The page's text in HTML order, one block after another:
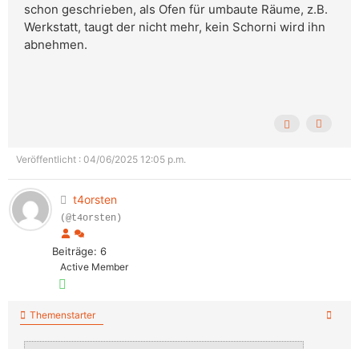
schon geschrieben, als Ofen für umbaute Räume, z.B.
Werkstatt, taugt der nicht mehr, kein Schorni wird ihn
abnehmen.
Veröffentlicht : 04/06/2025 12:05 p.m.
t4orsten
(@t4orsten)
Beiträge: 6
Active Member
Themenstarter